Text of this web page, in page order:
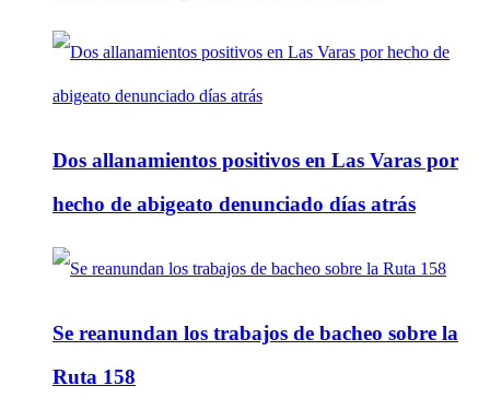
Dos allanamientos positivos en Las Varas por
hecho de abigeato denunciado días atrás
Se reanundan los trabajos de bacheo sobre la
Ruta 158